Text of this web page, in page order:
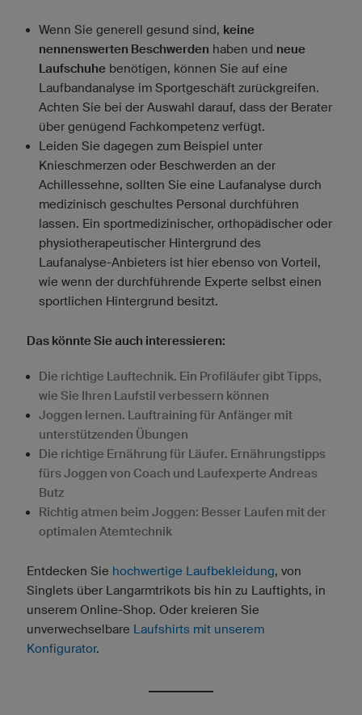
Wenn Sie generell gesund sind, keine
nennenswerten Beschwerden haben und neue
Laufschuhe benötigen, können Sie auf eine
Laufbandanalyse im Sportgeschäft zurückgreifen.
Achten Sie bei der Auswahl darauf, dass der Berater
über genügend Fachkompetenz verfügt.
Leiden Sie dagegen zum Beispiel unter
Knieschmerzen oder Beschwerden an der
Achillessehne, sollten Sie eine Laufanalyse durch
medizinisch geschultes Personal durchführen
lassen. Ein sportmedizinischer, orthopädischer oder
physiotherapeutischer Hintergrund des
Laufanalyse-Anbieters ist hier ebenso von Vorteil,
wie wenn der durchführende Experte selbst einen
sportlichen Hintergrund besitzt.
Das könnte Sie auch interessieren:
Die richtige Lauftechnik. Ein Profiläufer gibt Tipps,
wie Sie Ihren Laufstil verbessern können
Joggen lernen. Lauftraining für Anfänger mit
unterstützenden Übungen
Die richtige Ernährung für Läufer. Ernährungstipps
fürs Joggen von Coach und Laufexperte Andreas
Butz
Richtig atmen beim Joggen: Besser Laufen mit der
optimalen Atemtechnik
Entdecken Sie hochwertige Laufbekleidung, von
Singlets über Langarmtrikots bis hin zu Lauftights, in
unserem Online-Shop. Oder kreieren Sie
unverwechselbare Laufshirts mit unserem
Konfigurator.